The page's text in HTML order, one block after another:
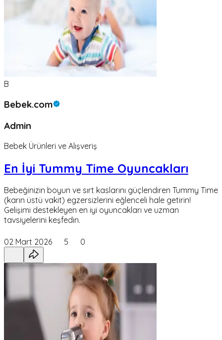
B
Bebek.com
Admin
Bebek Ürünleri ve Alışveriş
En İyi Tummy Time Oyuncakları
Bebeğinizin boyun ve sırt kaslarını güçlendiren Tummy Time
(karın üstü vakit) egzersizlerini eğlenceli hale getirin!
Gelişimi destekleyen en iyi oyuncakları ve uzman
tavsiyelerini keşfedin.
02 Mart 2026 5 0